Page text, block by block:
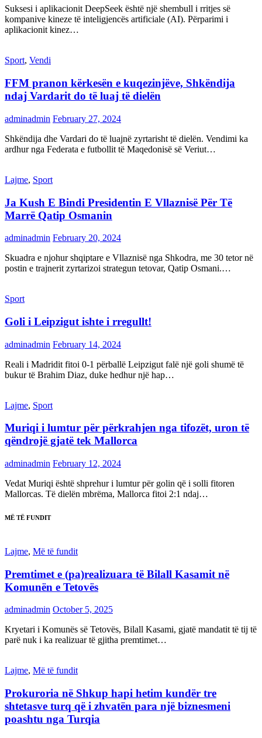
Suksesi i aplikacionit DeepSeek është një shembull i rritjes së
kompanive kineze të inteligjencës artificiale (AI). Përparimi i
aplikacionit kinez…
Sport, Vendi
FFM pranon kërkesën e kuqezinjëve, Shkëndija
ndaj Vardarit do të luaj të dielën
adminadmin February 27, 2024
Shkëndija dhe Vardari do të luajnë zyrtarisht të dielën. Vendimi ka
ardhur nga Federata e futbollit të Maqedonisë së Veriut…
Lajme, Sport
Ja Kush E Bindi Presidentin E Vllaznisë Për Të
Marrë Qatip Osmanin
adminadmin February 20, 2024
Skuadra e njohur shqiptare e Vllaznisë nga Shkodra, me 30 tetor në
postin e trajnerit zyrtarizoi strategun tetovar, Qatip Osmani.…
Sport
Goli i Leipzigut ishte i rregullt!
adminadmin February 14, 2024
Reali i Madridit fitoi 0-1 përballë Leipzigut falë një goli shumë të
bukur të Brahim Diaz, duke hedhur një hap…
Lajme, Sport
Muriqi i lumtur për përkrahjen nga tifozët, uron të
qëndrojë gjatë tek Mallorca
adminadmin February 12, 2024
Vedat Muriqi është shprehur i lumtur për golin që i solli fitoren
Mallorcas. Të dielën mbrëma, Mallorca fitoi 2:1 ndaj…
MË TË FUNDIT
Lajme, Më të fundit
Premtimet e (pa)realizuara të Bilall Kasamit në
Komunën e Tetovës
adminadmin October 5, 2025
Kryetari i Komunës së Tetovës, Bilall Kasami, gjatë mandatit të tij të
parë nuk i ka realizuar të gjitha premtimet…
Lajme, Më të fundit
Prokuroria në Shkup hapi hetim kundër tre
shtetasve turq që i zhvatën para një biznesmeni
poashtu nga Turqia